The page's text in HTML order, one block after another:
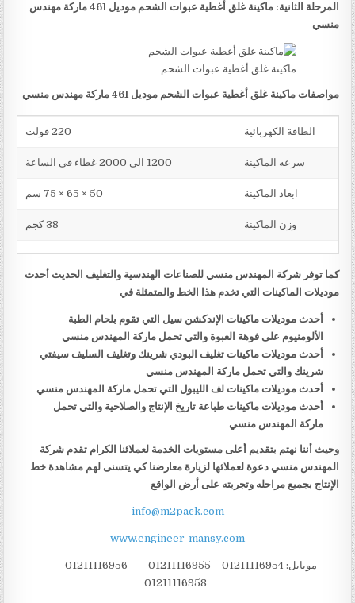
المرحلة الثانية: ماكينة غلق أغطية عبوات الشحم موديل 461 ماركة مهندس
منسي
ماكينة غلق أغطية عبوات الشحم
مواصفات ماكينة غلق أغطية عبوات الشحم موديل 461 ماركة مهندس منسي
الطاقة الكهربائية 220 فولت
سرعه الماكينة 1200 الى 2000 غطاء فى الساعة
ابعاد الماكينة 50 × 65 × 75 سم
وزن الماكينة 38 كجم
كما توفر شركة المهندس منسي للصناعات الهندسية والتغليف الحديث أحدث
موديلات الماكينات التي تخدم هذا الخط والمتمثلة في
أحدث موديلات ماكينات الإندكشن سيل التي تقوم بلحام الطبة
الألومنيوم على فوهة العبوة والتي تحمل ماركة المهندس منسي
أحدث موديلات ماكينات تغليف البودي شرينك وتغليف السليف سيفتي
شرينك والتي تحمل ماركة المهندس منسي
أحدث موديلات ماكينات لف الليبول التي تحمل ماركة المهندس منسي
أحدث موديلات ماكينات طباعة تاريخ الإنتاج والصلاحية والتي تحمل
ماركة المهندس منسي
وحيث أننا نهتم بتقديم أعلى مستويات الخدمة لعملائنا الكرام تقدم شركة
المهندس منسي دعوة لعملائها لزيارة معارضنا كي يتسنى لهم مشاهدة خط
الإنتاج بجميع مراحله وتجربته على أرض الواقع
info@m2pack.com
www.engineer-mansy.com
موبايل: 01211116954 – 01211116955 – 01211116956 – –